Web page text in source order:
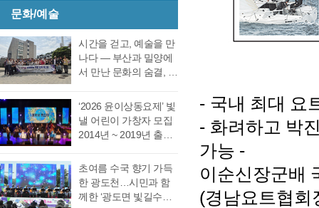
27일 오후 2시 경남도
선관위 청사 6층 회의실
에서 전량 수작…
원 7표로 통영시의회
회의규칙에 따른 재적
의원 과반수 득표자가
나오지 않았고 2차 투표
에서도 1차투료와 같이
정…
소회를 밝혔다. 전병일
위원은 “지난 지방선거
에서 대한민국 보수의
텃밭이라고 평가받던
시의회 개원 이후 처음
으로 진보진영인 민주
당이 과반 의석을 차지
었다. 이에 먼저 평생 보
수를 자처하던 저의 부
족함을 질책하…
여름철 해양관광객 증
가와 금어기 해제에 따
른 출어선 증가로 음주
운항 사고 발생이 우려
부터 8월 28일(금)까지
71일간 음주운항 특별
단속을 실시한다고 밝
혔다. 최근 3년간
음주운항 단속 현황을
분석한 결과, 본격적인
조업이 시작되는 봄철
문화/예술
시간을 걷고, 예술을 만
나다 ― 부산과 밀양에
서 만난 문화의 숨결, 그
은 길을 따라 움직이지
만, 마음은 시간을 따라
걷는다. 어떤 여행은 낯
선 풍경을 만나기 위해
래도록 마음속에 품어
온 질문의 답을 찾기 위
해 길을 나선다. 이번 여
‘2026 윤이상동요제’ 빛
낼 어린이 가창자 모집
2014년 ~ 2019년 출생
가능 통영국제음악재
단(이사장 강석주)이 오
는 9월 19일 개최하는
초여름 수국 향기 가득
한 광도천…시민과 함
께한 ‘광도면 빛길수국
- 국내 최대 요
- 화려하고 박
가능 -
이순신장군배
(경남요트협회